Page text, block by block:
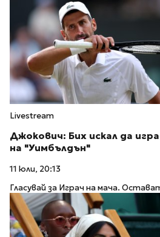
Livestream
Джокович: Бих искал да
на "Уимбълдън"
11 юли, 20:13
Гласувай за Играч на мача.